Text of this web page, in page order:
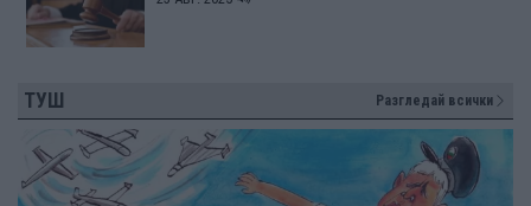
ТУШ Разгледай всички